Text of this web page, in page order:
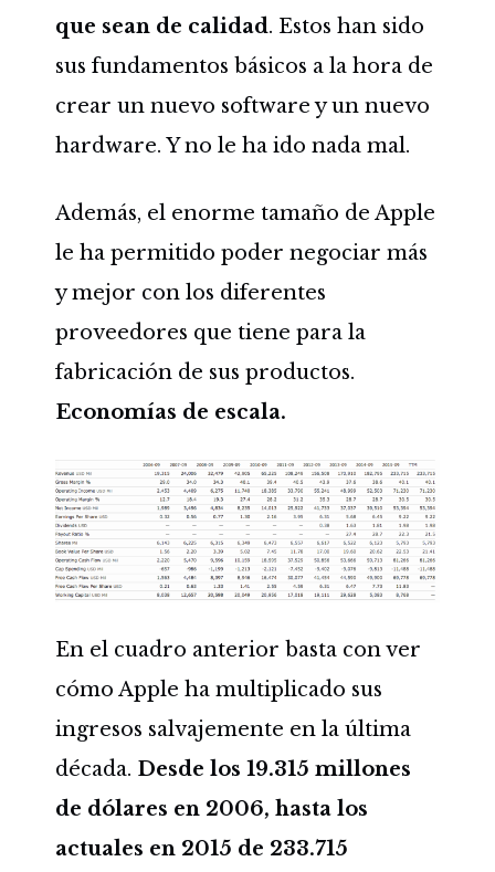
que sean de calidad. Estos han sido
sus fundamentos básicos a la hora de
crear un nuevo software y un nuevo
hardware. Y no le ha ido nada mal.
Además, el enorme tamaño de Apple
le ha permitido poder negociar más
y mejor con los diferentes
proveedores que tiene para la
fabricación de sus productos.
Economías de escala.
En el cuadro anterior basta con ver
cómo Apple ha multiplicado sus
ingresos salvajemente en la última
década. Desde los 19.315 millones
de dólares en 2006, hasta los
actuales en 2015 de 233.715